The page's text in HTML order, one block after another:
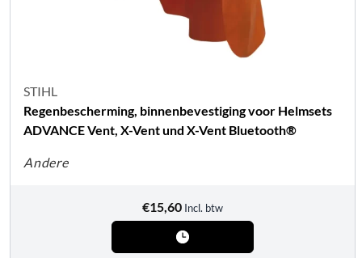
STIHL
Regenbescherming, binnenbevestiging voor Helmsets
ADVANCE Vent, X-Vent und X-Vent Bluetooth®
Andere
€15,60 Incl. btw